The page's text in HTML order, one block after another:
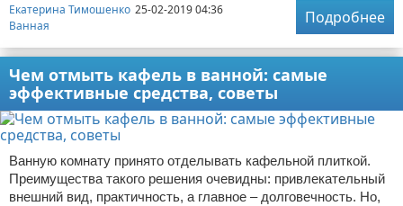
Екатерина Тимошенко 25-02-2019 04:36
Ванная
Подробнее
Чем отмыть кафель в ванной: самые
эффективные средства, советы
Ванную комнату принято отделывать кафельной плиткой.
Преимущества такого решения очевидны: привлекательный
внешний вид, практичность, а главное – долговечность. Но,